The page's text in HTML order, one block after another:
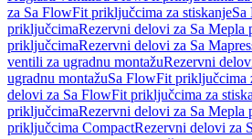
za Sa FlowFit priključcima za stiskanjeSa
priključcimaRezervni delovi za Sa Mepla
priključcimaRezervni delovi za Sa
ventili za ugradnu montažuRezervni
ugradnu montažuSa FlowFit priključcima
delovi za Sa FlowFit priključcima za
priključcimaRezervni delovi za Sa Mepla
priključcima CompactRezervni delovi za